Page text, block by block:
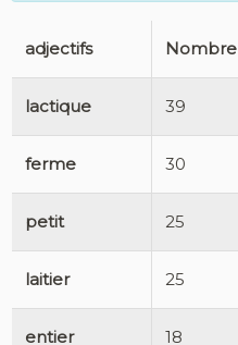
adjectifs Nombre
lactique 39
ferme 30
petit 25
laitier 25
entier 18